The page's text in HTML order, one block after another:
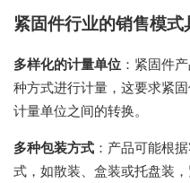
紧固件行业的销售模
多样化的计量单位 ：紧固件
种方式进行计量，这要求紧
计量单位之间的转换。
多种包装方式 ：产品可能根
式，如散装、盒装或托盘装